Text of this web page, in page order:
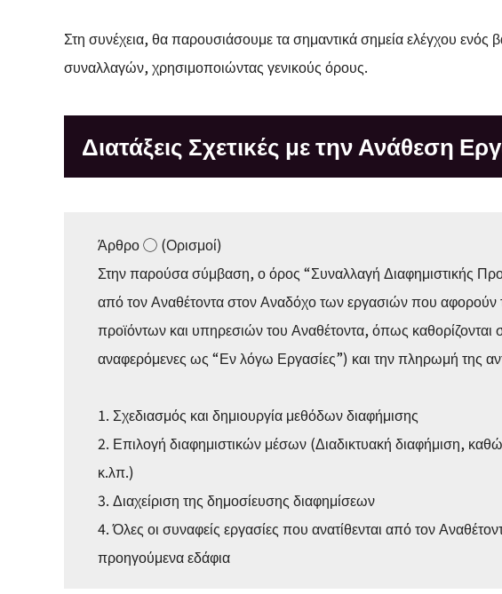
Στη συνέχεια, θα παρουσιάσουμε τα σημαντικά σημεία ελέγχου ενός
συναλλαγών, χρησιμοποιώντας γενικούς όρους.
Διατάξεις Σχετικές με την Ανάθεση
Άρθρο ◯ (Ορισμοί)
Στην παρούσα σύμβαση, ο όρος “Συναλλαγή Διαφημιστικής
από τον Αναθέτοντα στον Αναδόχο των εργασιών που αφορούν
προϊόντων και υπηρεσιών του Αναθέτοντα, όπως καθορίζονται
αναφερόμενες ως “Εν λόγω Εργασίες”) και την πληρωμή της
1. Σχεδιασμός και δημιουργία μεθόδων διαφήμισης
2. Επιλογή διαφημιστικών μέσων (Διαδικτυακή διαφήμιση,
κ.λπ.)
3. Διαχείριση της δημοσίευσης διαφημίσεων
4. Όλες οι συναφείς εργασίες που ανατίθενται από τον
προηγούμενα εδάφια